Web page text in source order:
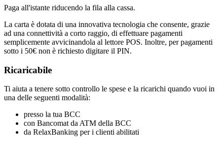
Paga all'istante riducendo la fila alla cassa.
La carta è dotata di una innovativa tecnologia che consente, grazie
ad una connettività a corto raggio, di effettuare pagamenti
semplicemente avvicinandola al lettore POS. Inoltre, per pagamenti
sotto i 50€ non è richiesto digitare il PIN.
Ricaricabile
Ti aiuta a tenere sotto controllo le spese e la ricarichi quando vuoi in
una delle seguenti modalità:
presso la tua BCC
con Bancomat da ATM della BCC
da RelaxBanking per i clienti abilitati